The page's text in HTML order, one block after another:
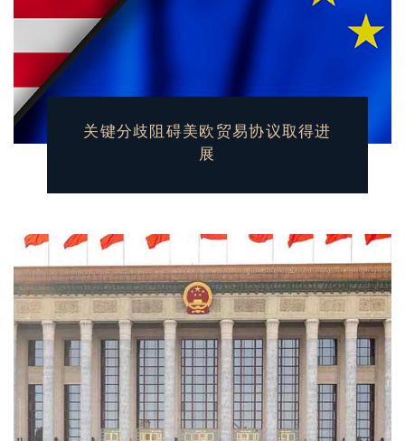
关键分歧阻碍美欧贸易协议取得进
展